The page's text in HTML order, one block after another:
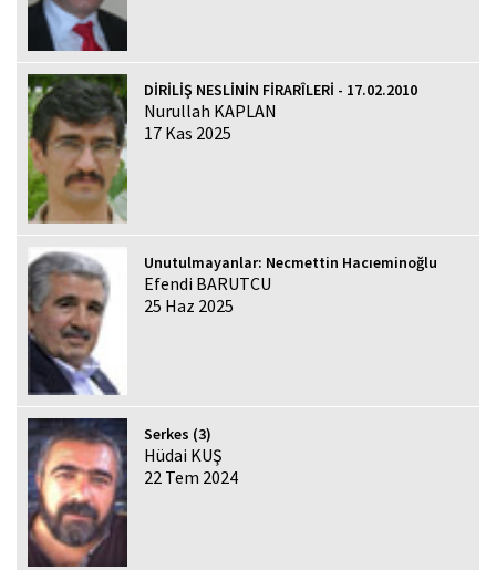
DİRİLİŞ NESLİNİN FİRARÎLERİ - 17.02.2010
Nurullah KAPLAN
17 Kas 2025
Unutulmayanlar: Necmettin Hacıeminoğlu
Efendi BARUTCU
25 Haz 2025
Serkes (3)
Hüdai KUŞ
22 Tem 2024